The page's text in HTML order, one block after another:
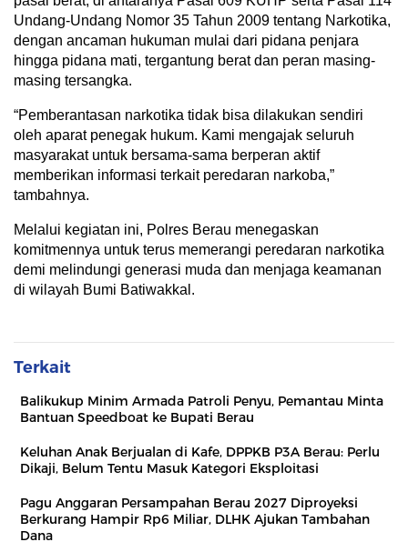
Undang-Undang Nomor 35 Tahun 2009 tentang Narkotika,
dengan ancaman hukuman mulai dari pidana penjara
hingga pidana mati, tergantung berat dan peran masing-
masing tersangka.
“Pemberantasan narkotika tidak bisa dilakukan sendiri
oleh aparat penegak hukum. Kami mengajak seluruh
masyarakat untuk bersama-sama berperan aktif
memberikan informasi terkait peredaran narkoba,”
tambahnya.
Melalui kegiatan ini, Polres Berau menegaskan
komitmennya untuk terus memerangi peredaran narkotika
demi melindungi generasi muda dan menjaga keamanan
di wilayah Bumi Batiwakkal.
Terkait
Balikukup Minim Armada Patroli Penyu, Pemantau Minta
Bantuan Speedboat ke Bupati Berau
Keluhan Anak Berjualan di Kafe, DPPKB P3A Berau: Perlu
Dikaji, Belum Tentu Masuk Kategori Eksploitasi
Pagu Anggaran Persampahan Berau 2027 Diproyeksi
Berkurang Hampir Rp6 Miliar, DLHK Ajukan Tambahan
Dana